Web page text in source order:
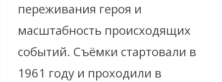
переживания героя и
масштабность происходящих
событий. Съёмки стартовали в
1961 году и проходили в